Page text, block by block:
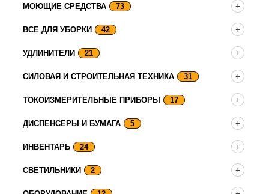
МОЮЩИЕ СРЕДСТВА 73
ВСЕ ДЛЯ УБОРКИ 42
УДЛИНИТЕЛИ 21
СИЛОВАЯ И СТРОИТЕЛЬНАЯ ТЕХНИКА 31
ТОКОИЗМЕРИТЕЛЬНЫЕ ПРИБОРЫ 17
ДИСПЕНСЕРЫ И БУМАГА 5
ИНВЕНТАРЬ 24
СВЕТИЛЬНИКИ 2